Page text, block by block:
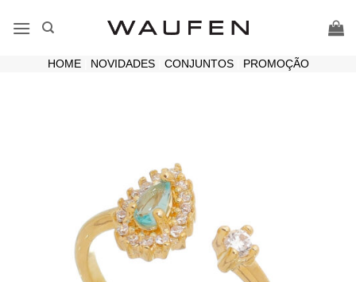
HOME| NOVIDADES| CONJUNTOS| PROMOÇÃO